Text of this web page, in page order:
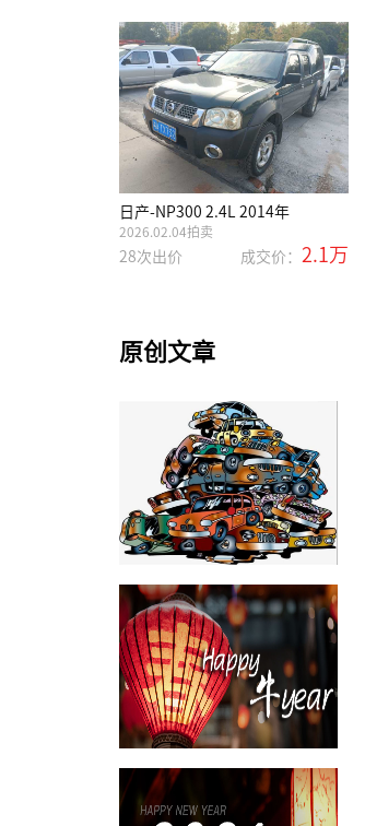
日产-NP300 2.4L 2014年
2026.02.04拍卖
28次出价 成交价： 2.1万
原创文章